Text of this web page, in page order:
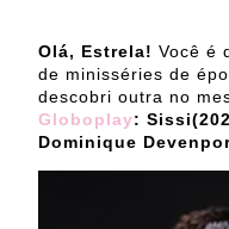
Olá, Estrela! Você é
de minisséries de
descobri outra no
Globoplay:
Dominique